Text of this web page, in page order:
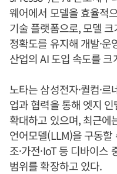
웨어에서 모델을 효율적
기술 플랫폼으로, 모델
정확도를 유지해 개발·
산업의 AI 도입 속도를 크
노타는 삼성전자·퀄컴·
업과 협력을 통해 엣지
확대하고 있으며, 최근에
언어모델(LLM)을 구동할
조·가전·IoT 등 디바이스
범위를 확장하고 있다.